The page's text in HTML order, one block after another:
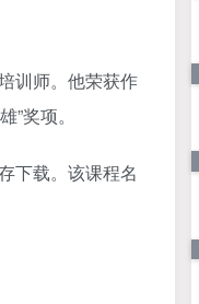
训师。他荣获作
奖项。
下载。该课程名